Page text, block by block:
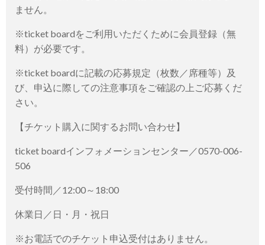
ません。
※ticket boardをご利用いただくために会員登録（無
料）が必要です。
※ticket boardに記載の応募規定（枚数／席種等）及
び、申込に際しての注意事項をご確認の上ご応募くだ
さい。
【チケット購入に関するお問い合わせ】
ticket boardインフォメーションセンター／0570-006-
506
受付時間／12:00～18:00
休業日／日・月・祝日
※お電話でのチケット申込受付はありません。